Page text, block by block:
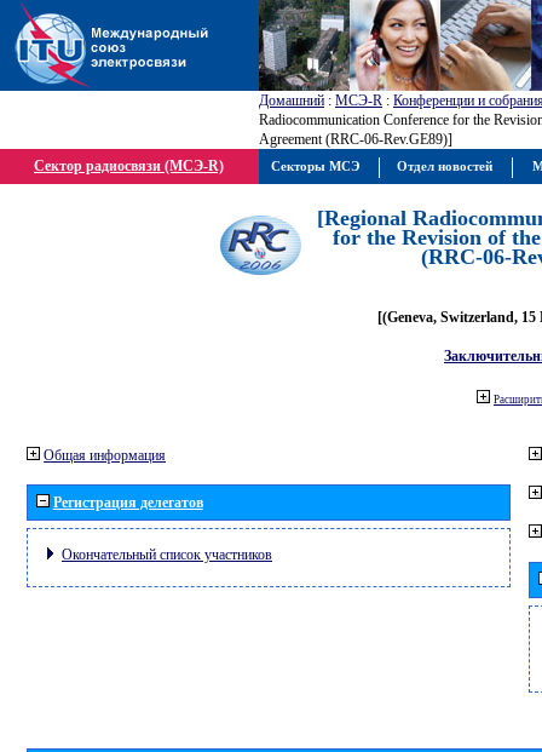
Домашний : МСЭ-R : Конференции и
Radiocommunication Conference for the
Agreement (RRC-06-Rev.GE89)]
Сектор радиосвязи (МСЭ-R)
[Regional
for the Revision of
(RRC-06-
[(Geneva, Switzerland, 15
Общая информация
Регистрация делегатов
Окончательный список участников
Секторы МСЭ Отдел новостей